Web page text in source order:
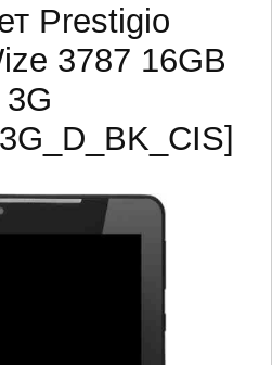
Prestigio
3787 16GB
3G